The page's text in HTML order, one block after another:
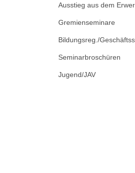
Ausstieg aus dem
Gremienseminare
Bildungsreg./
Seminarbroschüren
Jugend/JAV